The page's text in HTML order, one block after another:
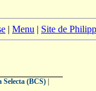
| Menu | Site de
Selecta (BCS)|